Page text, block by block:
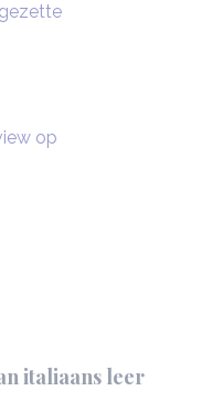
op
italiaans leer